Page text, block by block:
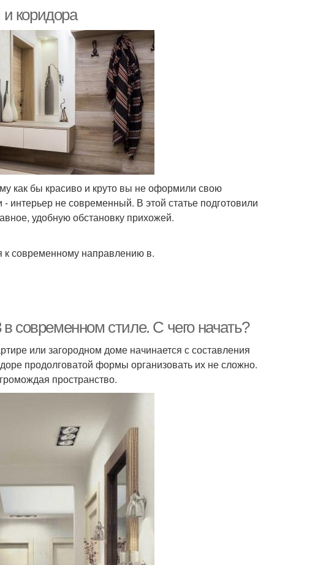
коридора
как бы красиво и круто вы не оформили свою
не современный. В этой статье подготовили
удобную обстановку прихожей.
к современному направлению в.
современном стиле. С чего начать?
или загородном доме начинается с составления
продолговатой формы организовать их не сложно.
пространство.